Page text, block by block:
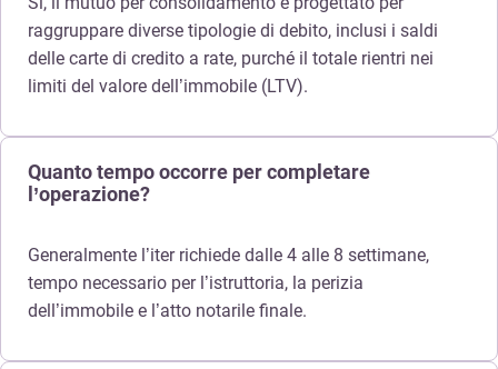
raggruppare diverse tipologie di debito, inclusi i saldi
delle carte di credito a rate, purché il totale rientri nei
limiti del valore dell’immobile (LTV).
Quanto tempo occorre per completare
l’operazione?
Generalmente l’iter richiede dalle 4 alle 8 settimane,
tempo necessario per l’istruttoria, la perizia
dell’immobile e l’atto notarile finale.